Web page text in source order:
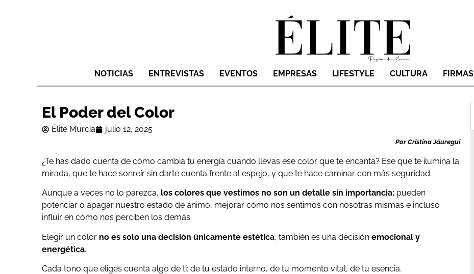
NOTICIAS ENTREVISTAS EVENTOS EMPRESAS LIFESTYLE CULTURA FIRMAS
El Poder del Color
Élite Murcia julio 12, 2025
Por Cristina Jáuregui
¿Te has dado cuenta de cómo cambia tu energía cuando llevas ese color que te encanta? Ese que te ilumina la
mirada, que te hace sonreír sin darte cuenta frente al espejo, y que te hace caminar con más seguridad.
Aunque a veces no lo parezca, los colores que vestimos no son un detalle sin importancia: pueden
potenciar o apagar nuestro estado de ánimo, mejorar cómo nos sentimos con nosotras mismas e incluso
influir en cómo nos perciben los demás.
Elegir un color no es solo una decisión únicamente estética, también es una decisión emocional y
energética.
Cada tono que eliges cuenta algo de ti: de tu estado interno, de tu momento vital, de tu esencia.